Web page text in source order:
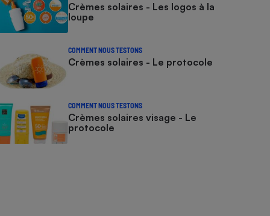
Crèmes solaires - Les logos à la
loupe
COMMENT NOUS TESTONS
Crèmes solaires - Le protocole
COMMENT NOUS TESTONS
Crèmes solaires visage - Le
protocole